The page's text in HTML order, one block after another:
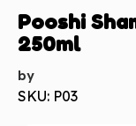
Pooshi
250ml
by
SKU: P03